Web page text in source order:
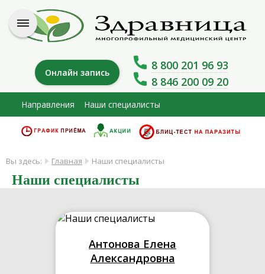
Онлайн запись
8 800 201 96 93
8 846 200 09 20
Направления Наши специалисты
Вы здесь: Главная Наши специалисты
Антонова Елена
Александровна
Наши специалисты